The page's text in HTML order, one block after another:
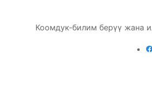
Коомдук-билим берүү жана